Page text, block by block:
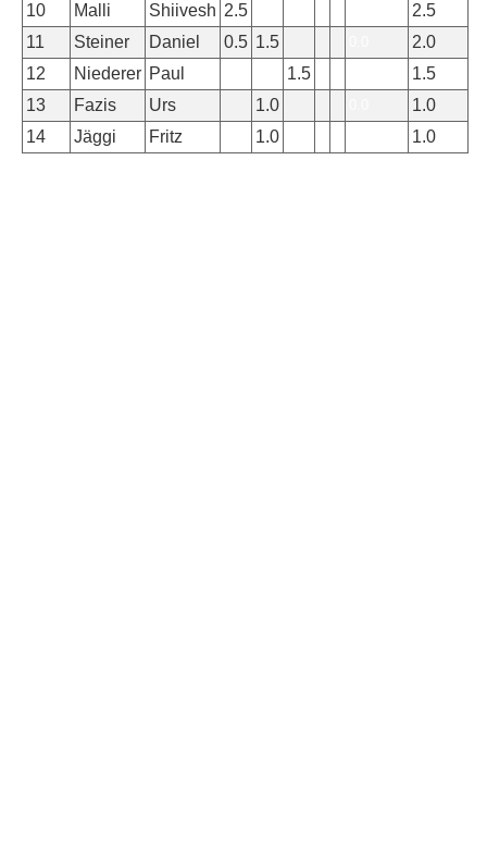
10
Malli Shiivesh 2.5
2.5
11
Steiner Daniel 0.5 1.5
2.0
12
Niederer Paul 1.5
1.5
13
Fazis Urs 1.0
1.0
14
Jäggi Fritz 1.0 1.0